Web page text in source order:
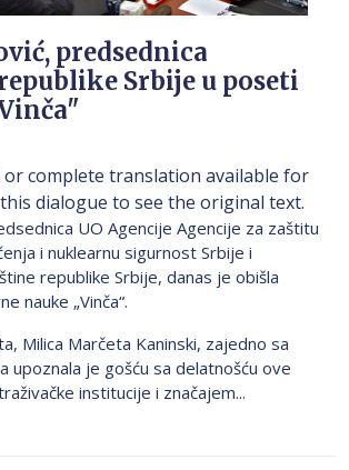
predsednica
Srbije u poseti
complete translation available for
dialogue to see the original text.
UO Agencije Agencije za zaštitu
i nuklearnu sigurnost Srbije i
republike Srbije, danas je obišla
nauke „Vinča“.
Milica Marčeta Kaninski, zajedno sa
upoznala je gošću sa delatnošću ove
institucije i značajem...